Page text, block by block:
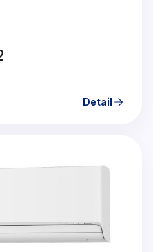
Detail